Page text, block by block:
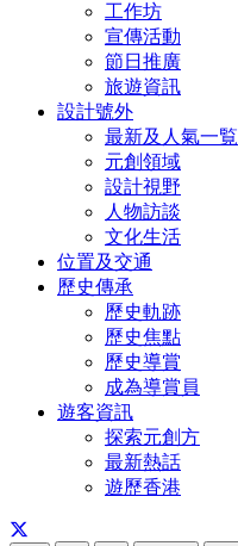
工作坊
宣傳活動
節日推廣
旅遊資訊
設計號外
最新及人氣一覧
元創領域
設計視野
人物訪談
文化生活
位置及交通
歷史傳承
歷史軌跡
歷史焦點
歷史導賞
成為導賞員
遊客資訊
探索元創方
最新熱話
遊歷香港